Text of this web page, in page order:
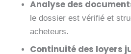
Analyse des
le dossier est vérifié et
acheteurs.
Continuité des loyers